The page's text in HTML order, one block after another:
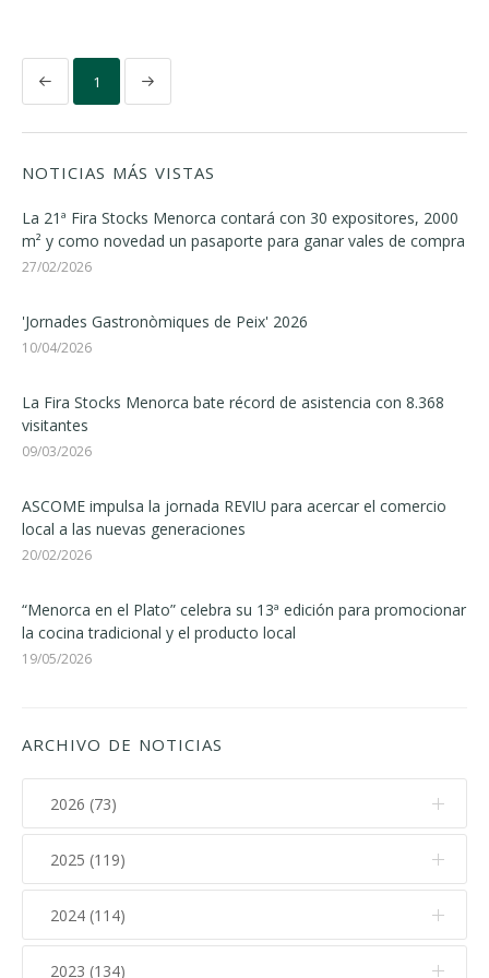
1
NOTICIAS MÁS VISTAS
La 21ª Fira Stocks Menorca contará con 30 expositores, 2000
m² y como novedad un pasaporte para ganar vales de compra
27/02/2026
'Jornades Gastronòmiques de Peix' 2026
10/04/2026
La Fira Stocks Menorca bate récord de asistencia con 8.368
visitantes
09/03/2026
ASCOME impulsa la jornada REVIU para acercar el comercio
local a las nuevas generaciones
20/02/2026
“Menorca en el Plato” celebra su 13ª edición para promocionar
la cocina tradicional y el producto local
19/05/2026
ARCHIVO DE NOTICIAS
2026 (73)
Agosto (2)
Julio (11)
Junio (7)
2025 (119)
Diciembre (12)
Noviembre (17)
2024 (114)
2023 (134)